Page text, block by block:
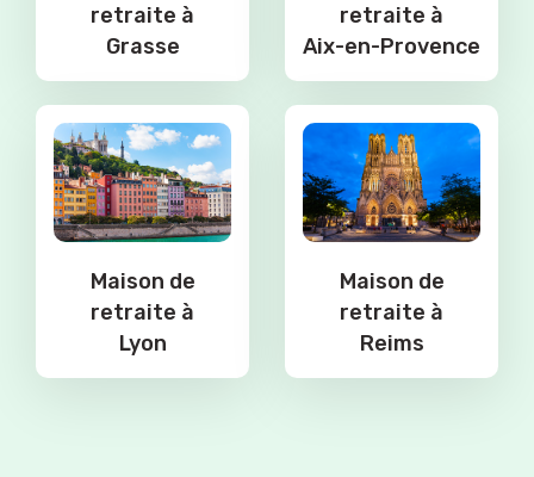
retraite à
Grasse
retraite à
Aix-en-Provence
Maison de
retraite à
Lyon
Maison de
retraite à
Reims